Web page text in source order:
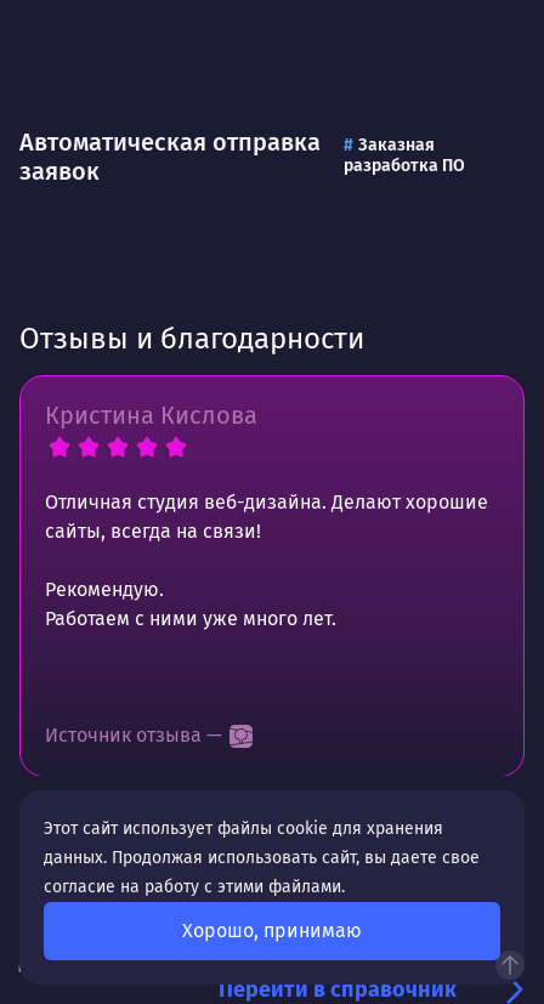
Автоматическая отправка
заявок
Заказная
разработка ПО
Отзывы и благодарности
Кристина Кислова
Отличная студия веб-дизайна. Делают хорошие
сайты, всегда на связи!
Рекомендую.
Работаем с ними уже много лет.
Источник отзыва —
Делимся экспертизой
Перейти в справочник
Этот сайт использует файлы cookie для хранения
данных. Продолжая использовать сайт, вы даете свое
согласие на работу с этими файлами.
Хорошо, принимаю